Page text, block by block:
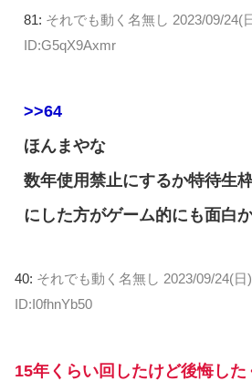
81: それでも動く名無し 2023/09/24(
ID:G5qX9Axmr
>>64
ほんまやな
数年使用禁止にするか特待生
にした方がゲーム的にも面白
40: それでも動く名無し 2023/09/24(日
ID:I0fhnYb50
15年くらい回したけど後悔し